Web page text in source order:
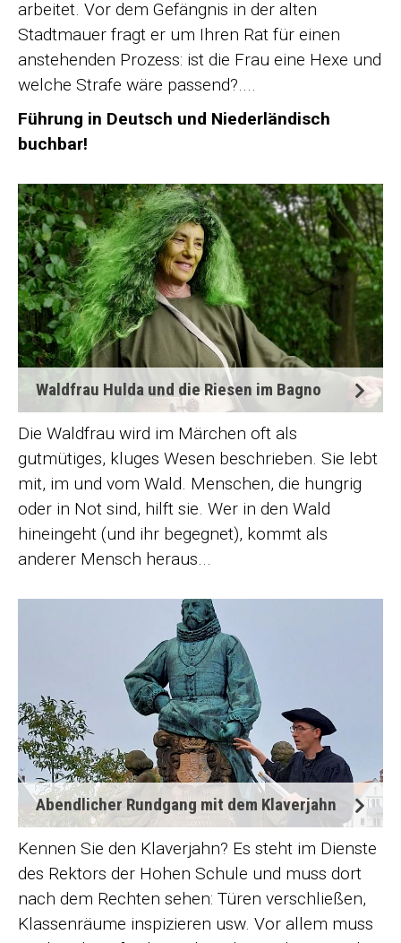
arbeitet. Vor dem Gefängnis in der alten
Stadtmauer fragt er um Ihren Rat für einen
anstehenden Prozess: ist die Frau eine Hexe und
welche Strafe wäre passend?....
Führung in Deutsch und Niederländisch
buchbar!
Waldfrau Hulda und die Riesen im Bagno
Die Waldfrau wird im Märchen oft als
gutmütiges, kluges Wesen beschrieben. Sie lebt
mit, im und vom Wald. Menschen, die hungrig
oder in Not sind, hilft sie. Wer in den Wald
hineingeht (und ihr begegnet), kommt als
anderer Mensch heraus...
Abendlicher Rundgang mit dem Klaverjahn
Kennen Sie den Klaverjahn? Es steht im Dienste
des Rektors der Hohen Schule und muss dort
nach dem Rechten sehen: Türen verschließen,
Klassenräume inspizieren usw. Vor allem muss